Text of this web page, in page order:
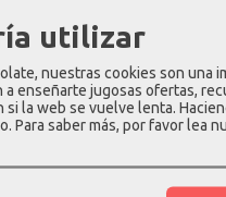
kcb
47,90 €
Monedero-
vegan
utilizar
nuestras cookies son una
enseñarte jugosas ofertas,
la web se vuelve lenta.
Para saber más, por favor lea